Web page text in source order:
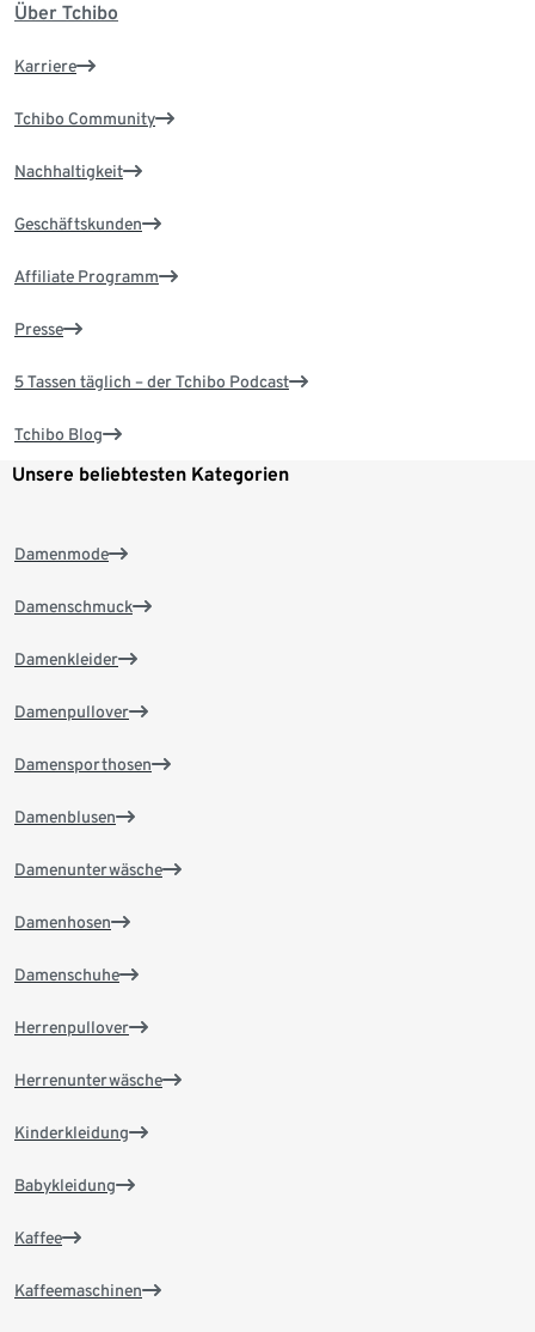
Über Tchibo
Karriere
Tchibo Community
Nachhaltigkeit
Geschäftskunden
Affiliate Programm
Presse
5 Tassen täglich – der Tchibo Podcast
Tchibo Blog
Unsere beliebtesten Kategorien
Damenmode
Damenschmuck
Damenkleider
Damenpullover
Damensporthosen
Damenblusen
Damenunterwäsche
Damenhosen
Damenschuhe
Herrenpullover
Herrenunterwäsche
Kinderkleidung
Babykleidung
Kaffee
Kaffeemaschinen